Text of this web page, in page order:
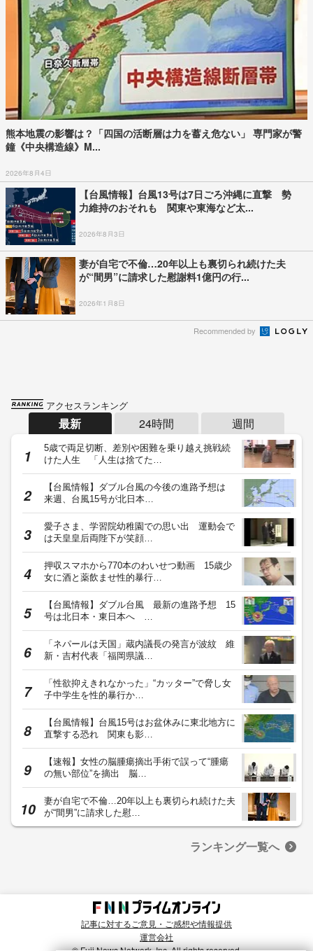
熊本地震の影響は？「四国の活断層は力を蓄え危ない」 専門家が警
鐘《中央構造線》M...
2026年8月4日
【台風情報】台風13号は7日ごろ沖縄に直撃 勢
力維持のおそれも 関東や東海など太...
2026年8月3日
妻が自宅で不倫…20年以上も裏切られ続けた夫
が“間男”に請求した慰謝料1億円の行...
2026年1月8日
Recommended by
アクセスランキング
最新 24時間 週間
5歳で両足切断、差別や困難を乗り越え挑戦続
けた人生 「人生は捨てた…
【台風情報】ダブル台風の今後の進路予想は
来週、台風15号が北日本…
愛子さま、学習院幼稚園での思い出 運動会で
は天皇皇后両陛下が笑顔…
押収スマホから770本のわいせつ動画 15歳少
女に酒と薬飲ませ性的暴行…
【台風情報】ダブル台風 最新の進路予想 15
号は北日本・東日本へ …
「ネパールは天国」蔵内議長の発言が波紋 維
新・吉村代表「福岡県議…
「性欲抑えきれなかった」“カッター”で脅し女
子中学生を性的暴行か…
【台風情報】台風15号はお盆休みに東北地方に
直撃する恐れ 関東も影…
【速報】女性の脳腫瘍摘出手術で誤って“腫瘍
の無い部位”を摘出 脳…
妻が自宅で不倫…20年以上も裏切られ続けた夫
が“間男”に請求した慰…
ランキング一覧へ
記事に対するご意見・ご感想や情報提供
運営会社